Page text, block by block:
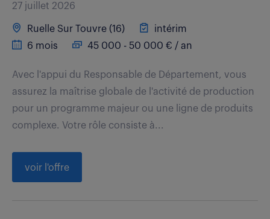
27 juillet 2026
Ruelle Sur Touvre (16)
intérim
6 mois
45 000 - 50 000 € / an
Avec l'appui du Responsable de Département, vous
assurez la maîtrise globale de l'activité de production
pour un programme majeur ou une ligne de produits
complexe. Votre rôle consiste à...
voir l'offre